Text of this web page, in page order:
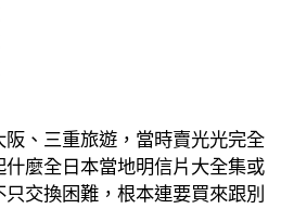
、三重旅遊，當時賣光光完全
麼全日本當地明信片大全集或
交換困難，根本連要買來跟別